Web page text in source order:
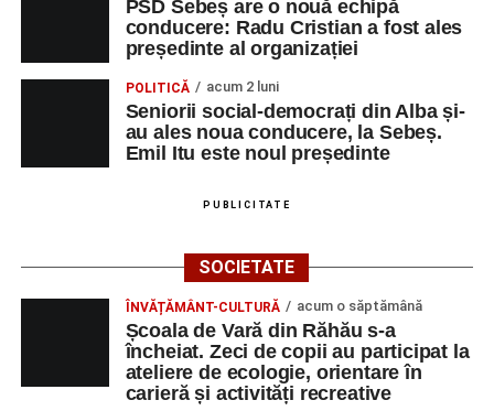
„O mare familie, o comunitate pentru trup, minte și suflet,
un mod de a lua o gură de aer într-un bombardament
informatic, mediatic și psihologic.”
„Voi merge acasă cu gândul că educația și nu numai are
sunt vitale.”(Prof. Ciura Marinela)
Privind spre ediția următoare
În încheierea evenimentului, organizatorii au anunțat tema
ediției din 2027, dedicată relației dintre caracter, valori și
PSD Sebeș are o nouă echipă
conducere: Radu Cristian a fost ales
președinte al organizației
POLITICĂ acum 2 luni
Seniorii social-democrați din Alba și-
au ales noua conducere, la Sebeș.
Emil Itu este noul președinte
PUBLICITATE
SOCIETATE
ÎNVĂȚĂMÂNT-CULTURĂ acum o săptămână
Școala de Vară din Răhău s-a
încheiat. Zeci de copii au participat la
ateliere de ecologie, orientare în
carieră și activități recreative